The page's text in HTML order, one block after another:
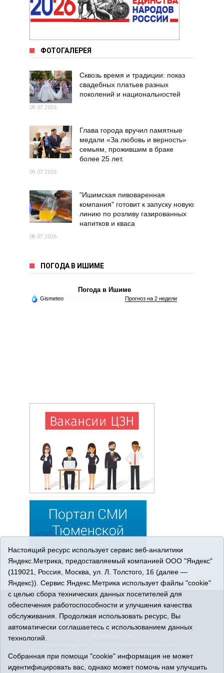
ФОТОГАЛЕРЕЯ
Сквозь время и традиции: показ
свадебных платьев разных
поколений и национальностей
09.07.2026
Глава города вручил памятные
медали «За любовь и верность»
семьям, прожившим в браке
более 25 лет.
09.07.2026
"Ишимская пивоваренная
компания" готовит к запуску новую
линию по розливу газированных
напитков и кваса
08.07.2026
ПОГОДА В ИШИМЕ
Погода в Ишиме
Gismeteo Прогноз на 2 недели
© 2026 Сетевое издание «Ишимская правда». 16+. Все
права защищены.
© При использовании материалов ссылка обязательна.
Адрес редакции: 627750 Тюменская область, г. Ишим, ул.
(34551) 23814
Адрес электронной почты:
IshimPravda-1@obl72.ru
Регистрационный номер СМИ Эл № ФС77-69445 выдано
Настоящий ресурс использует сервис веб-аналитики
Яндекс.Метрика, предоставляемый компанией ООО "Яндекс"
(119021, Россия, Москва, ул. Л. Толстого, 16 (далее —
Яндекс)). Сервис Яндекс.Метрика использует файлы "cookie"
с целью сбора технических данных посетителей для
обеспечения работоспособности и улучшения качества
обслуживания. Продолжая использовать ресурс, Вы
автоматически соглашаетесь с использованием данных
технологий.
Собранная при помощи "cookie" информация не может
идентифицировать вас, однако может помочь нам улучшить